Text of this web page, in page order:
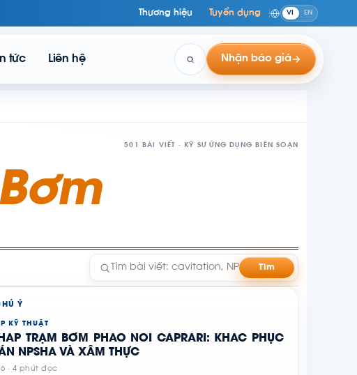
Thương hiệu Tuyển dụng VI EN
tức Liên hệ Nhận báo giá
501 BÀI VIẾT · KỸ SƯ ỨNG DỤNG BIÊN SOẠN
Tìm
Ý
KỸ THUẬT
TRẠM BƠM PHAO NỔI CAPRARI: KHẮC PHỤC
NPSHA VÀ XÂM THỰC
· 4 phút đọc